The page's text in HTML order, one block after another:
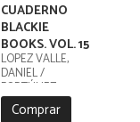
CUADERNO
BLACKIE
BOOKS. VOL. 15
LÓPEZ VALLE,
DANIEL /
FORTÚNEZ,
CRISTOBAL
Comprar